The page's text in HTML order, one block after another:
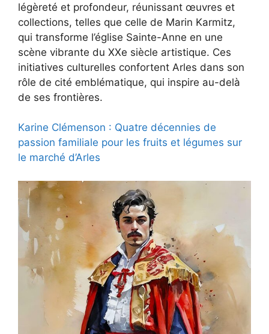
légèreté et profondeur, réunissant œuvres et
collections, telles que celle de Marin Karmitz,
qui transforme l’église Sainte-Anne en une
scène vibrante du XXe siècle artistique. Ces
initiatives culturelles confortent Arles dans son
rôle de cité emblématique, qui inspire au-delà
de ses frontières.
Karine Clémenson : Quatre décennies de
passion familiale pour les fruits et légumes sur
le marché d’Arles